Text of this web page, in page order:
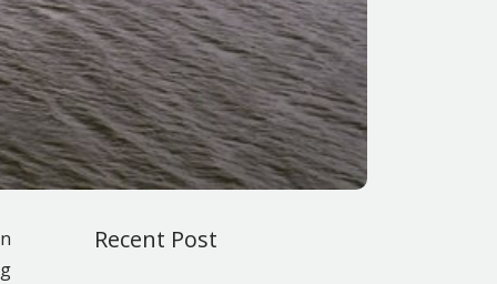
Recent Post